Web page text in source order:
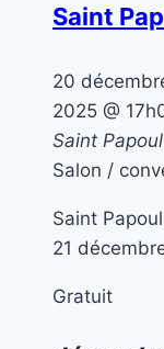
Saint
20
2025 @
Saint
Salon /
Saint
21
Gratuit